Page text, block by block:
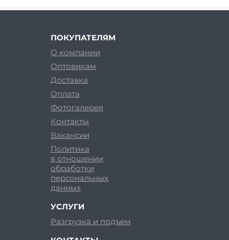
ПОКУПАТЕЛЯМ
О компании
Оптовикам
Доставка
Оплата
Фотогалерея
Контакты
Вакансии
Политика
в отношении
обработки
персональных
данных
УСЛУГИ
Разгрузка и подъем